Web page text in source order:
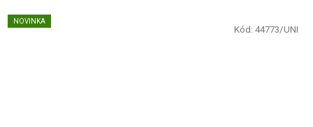
NOVINKA
Kód: 44773/UNI